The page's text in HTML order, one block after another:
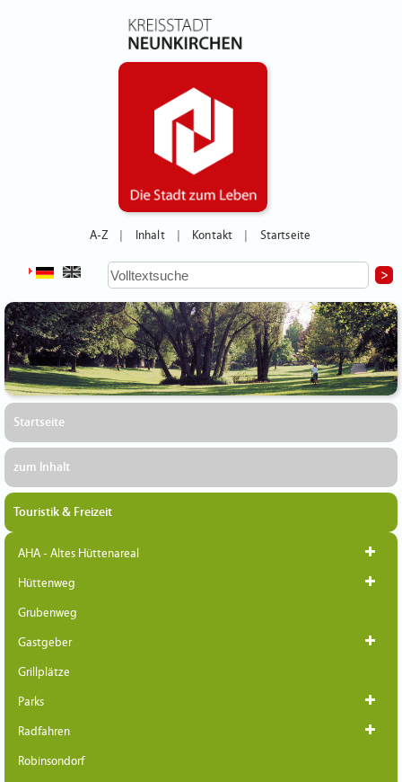
A-Z Inhalt Kontakt Startseite
Startseite
zum Inhalt
Touristik & Freizeit
AHA - Altes Hüttenareal
Hüttenweg
Grubenweg
Gastgeber
Grillplätze
Parks
Radfahren
Robinsondorf